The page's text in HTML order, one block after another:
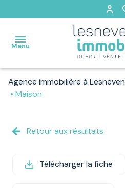
Menu
ACCUEIL
VENDUS
NOS
Agence immobilière à Lesneven
Maison
Retour aux résultats
Télécharger la fiche